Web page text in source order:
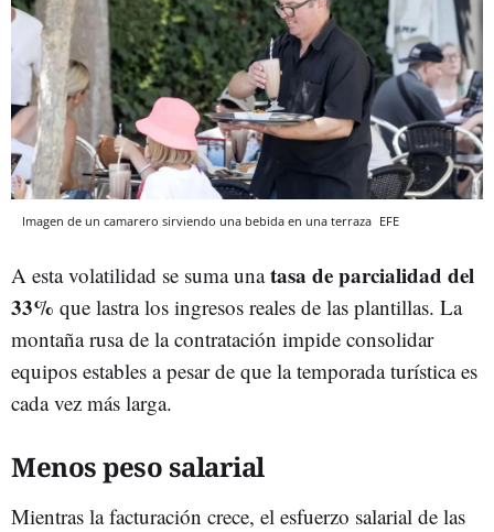
Imagen de un camarero sirviendo una bebida en una terraza EFE
A esta volatilidad se suma unatasa de parcialidad del
33% que lastra los ingresos reales de las plantillas. La
montaña rusa de la contratación impide consolidar
equipos estables a pesar de que la temporada turística es
cada vez más larga.
Menos peso salarial
Mientras la facturación crece, el esfuerzo salarial de las